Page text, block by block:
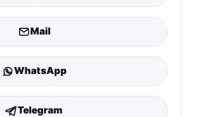
Mail
WhatsApp
Telegram